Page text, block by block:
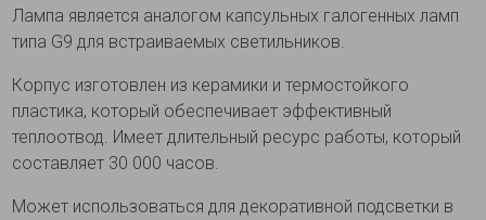
Лампа является аналогом капсульных галогенных ламп
типа G9 для встраиваемых светильников.
Корпус изготовлен из керамики и термостойкого
пластика, который обеспечивает эффективный
теплоотвод. Имеет длительный ресурс работы, который
составляет 30 000 часов.
Может использоваться для декоративной подсветки в